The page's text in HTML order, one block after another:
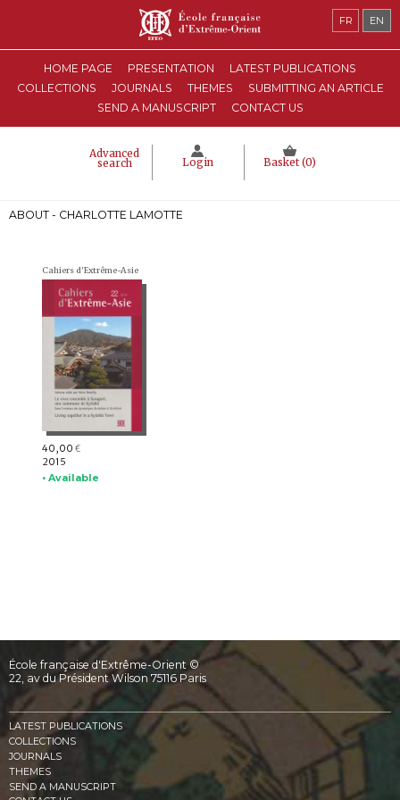
HOME PAGE PRESENTATION
LATEST PUBLICATIONS
COLLECTIONS
JOURNALS THEMES
SUBMITTING AN ARTICLE
SEND A MANUSCRIPT
CONTACT US
Advanced
search Login Basket (0)
FR EN
ABOUT - CHARLOTTE LAMOTTE
Cahiers d'Extrême-Asie
40,00 €
2015
• Available
École française d'Extrême-Orient ©
22, av du Président Wilson 75116 Paris
LATEST PUBLICATIONS
COLLECTIONS
JOURNALS
THEMES
SEND A MANUSCRIPT